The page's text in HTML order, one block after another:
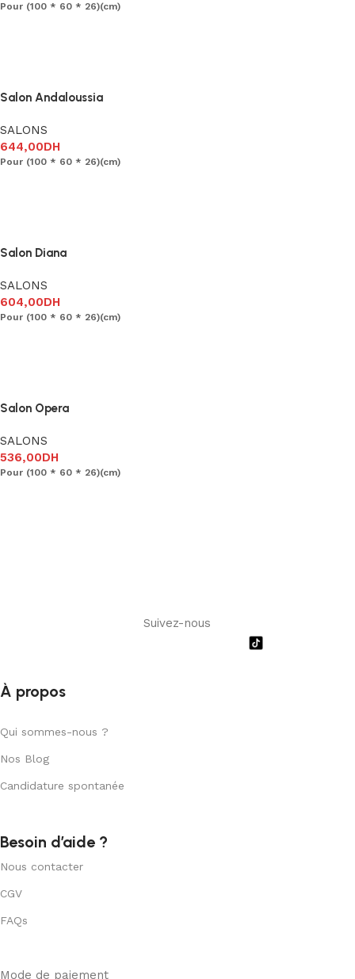
Pour (100 * 60 * 26)(cm)
Salon Andaloussia
SALONS
644,00DH
Pour (100 * 60 * 26)(cm)
Salon Diana
SALONS
604,00DH
Pour (100 * 60 * 26)(cm)
Salon Opera
SALONS
536,00DH
Pour (100 * 60 * 26)(cm)
Suivez-nous
À propos
Qui sommes-nous ?
Nos Blog
Candidature spontanée
Besoin d’aide ?
Nous contacter
CGV
FAQs
Mode de paiement